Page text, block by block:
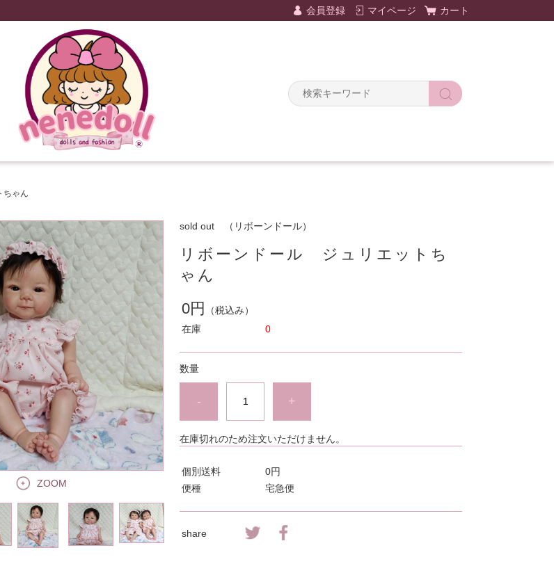
会員登録 マイページ カート
ちゃん
ZOOM
sold out （リボーンドール）
リボーンドール ジュリエットち
ゃん
0円
（税込み）
在庫
0
数量
- +
在庫切れのため注文いただけません。
個別送料
0円
便種
宅急便
share